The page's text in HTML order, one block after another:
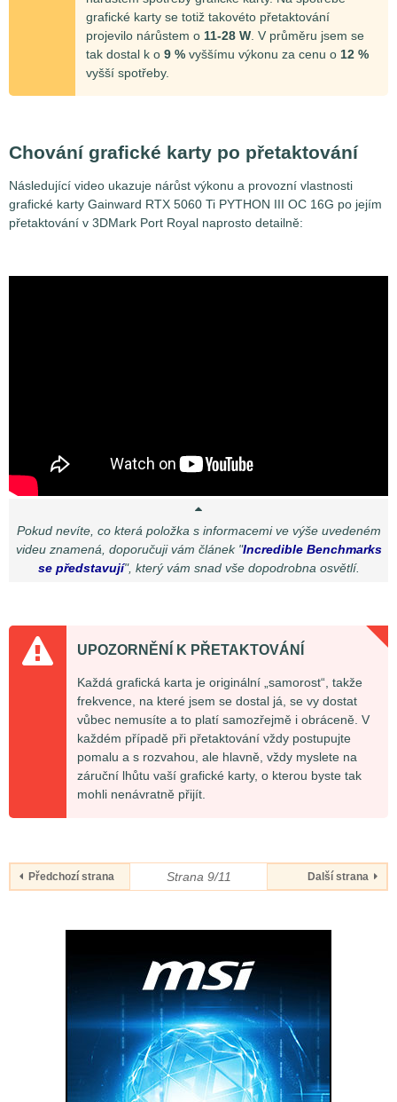
grafické karty se totiž takovéto přetaktování
projevilo nárůstem o 11-28 W . V průměru jsem se
tak dostal k o 9 % vyššímu výkonu za cenu o 12 %
vyšší spotřeby.
Chování grafické karty po přetaktování
Následující video ukazuje nárůst výkonu a provozní vlastnosti
grafické karty Gainward RTX 5060 Ti PYTHON III OC 16G po jejím
přetaktování v 3DMark Port Royal naprosto detailně:
Pokud nevíte, co která položka s informacemi ve výše uvedeném
videu znamená, doporučuji vám článek "Incredible Benchmarks
se představují", který vám snad vše dopodrobna osvětlí.
UPOZORNĚNÍ K PŘETAKTOVÁNÍ
Každá grafická karta je originální „samorost“, takže
frekvence, na které jsem se dostal já, se vy dostat
vůbec nemusíte a to platí samozřejmě i obráceně. V
každém případě při přetaktování vždy postupujte
pomalu a s rozvahou, ale hlavně, vždy myslete na
záruční lhůtu vaší grafické karty, o kterou byste tak
mohli nenávratně přijít.
Předchozí strana Strana 9/11 Další strana